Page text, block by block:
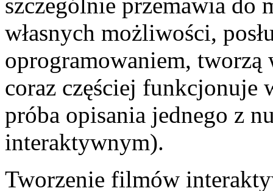
szczególnie przemawia do
własnych możliwości,
oprogramowaniem, tworzą
coraz częściej funkcjonuje
próba opisania jednego z
interaktywnym).
Tworzenie filmów